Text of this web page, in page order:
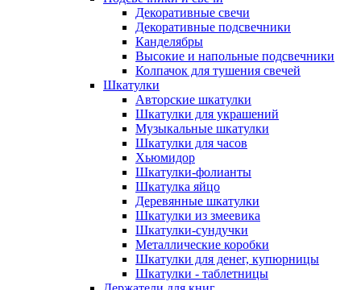
Декоративные свечи
Декоративные подсвечники
Канделябры
Высокие и напольные подсвечники
Колпачок для тушения свечей
Шкатулки
Авторские шкатулки
Шкатулки для украшений
Музыкальные шкатулки
Шкатулки для часов
Хьюмидор
Шкатулки-фолианты
Шкатулка яйцо
Деревянные шкатулки
Шкатулки из змеевика
Шкатулки-сундучки
Металлические коробки
Шкатулки для денег, купюрницы
Шкатулки - таблетницы